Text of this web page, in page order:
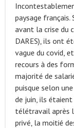
paysage
avant la crise du
DARES), ils ont
vague du covid,
recours à des
majorité de
puisque selon
de juin, ils
télétravail après
privé, la moitié